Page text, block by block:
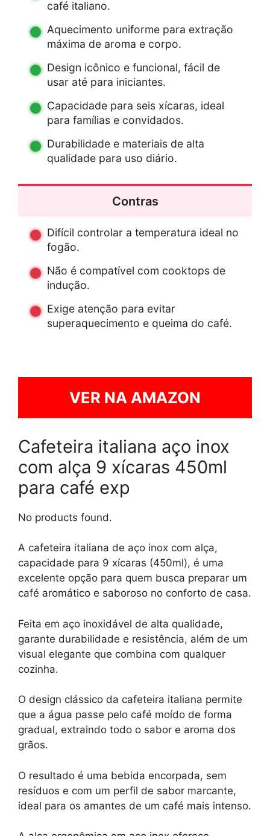
café italiano.
Aquecimento uniforme para extração
máxima de aroma e corpo.
Design icônico e funcional, fácil de
usar até para iniciantes.
Capacidade para seis xícaras, ideal
para famílias e convidados.
Durabilidade e materiais de alta
qualidade para uso diário.
Contras
Difícil controlar a temperatura ideal no
fogão.
Não é compatível com cooktops de
indução.
Exige atenção para evitar
superaquecimento e queima do café.
VER NA AMAZON
Cafeteira italiana aço inox
com alça 9 xícaras 450ml
para café exp
No products found.
A cafeteira italiana de aço inox com alça,
capacidade para 9 xícaras (450ml), é uma
excelente opção para quem busca preparar um
café aromático e saboroso no conforto de casa.
Feita em aço inoxidável de alta qualidade,
garante durabilidade e resistência, além de um
visual elegante que combina com qualquer
cozinha.
O design clássico da cafeteira italiana permite
que a água passe pelo café moído de forma
gradual, extraindo todo o sabor e aroma dos
grãos.
O resultado é uma bebida encorpada, sem
resíduos e com um perfil de sabor marcante,
ideal para os amantes de um café mais intenso.